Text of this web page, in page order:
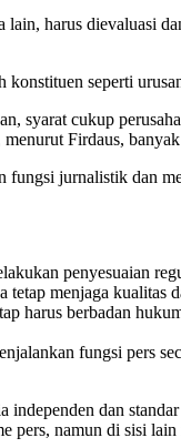
lain, harus dievaluasi
konstituen seperti
syarat cukup
Firdaus,
fungsi jurnalistik dan
penyesuaian
menjaga kualitas
harus berbadan
fungsi pers
independen dan
pers, namun di sisi